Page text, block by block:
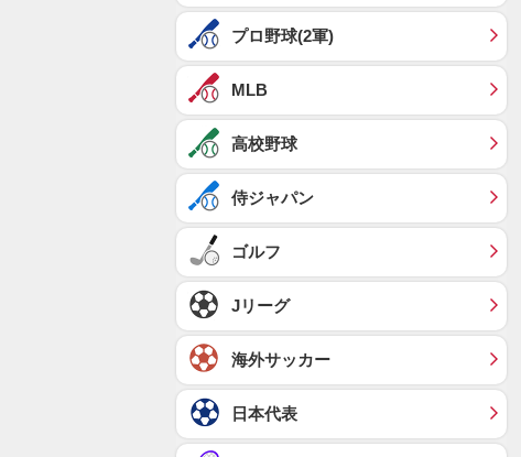
プロ野球(2軍)
MLB
高校野球
侍ジャパン
ゴルフ
Jリーグ
海外サッカー
日本代表